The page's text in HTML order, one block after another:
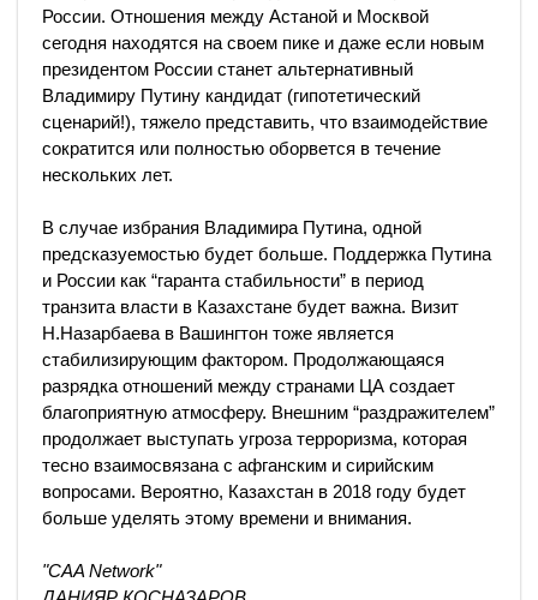
России. Отношения между Астаной и Москвой
сегодня находятся на своем пике и даже если новым
президентом России станет альтернативный
Владимиру Путину кандидат (гипотетический
сценарий!), тяжело представить, что взаимодействие
сократится или полностью оборвется в течение
нескольких лет.
В случае избрания Владимира Путина, одной
предсказуемостью будет больше. Поддержка Путина
и России как “гаранта стабильности” в период
транзита власти в Казахстане будет важна. Визит
Н.Назарбаева в Вашингтон тоже является
стабилизирующим фактором. Продолжающаяся
разрядка отношений между странами ЦА создает
благоприятную атмосферу. Внешним “раздражителем”
продолжает выступать угроза терроризма, которая
тесно взаимосвязана с афганским и сирийским
вопросами. Вероятно, Казахстан в 2018 году будет
больше уделять этому времени и внимания.
"CAA Network"